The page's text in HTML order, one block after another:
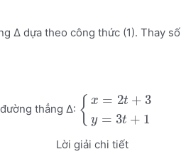
Δ dựa theo công thức (1). Thay
thẳng Δ: { x = 2t + 3
y = 3t + 1
Lời giải chi tiết